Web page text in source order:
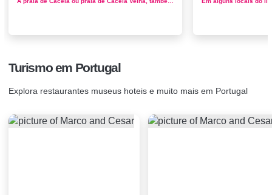
Turismo em Portugal
Explora restaurantes museus hoteis e muito mais em Portugal